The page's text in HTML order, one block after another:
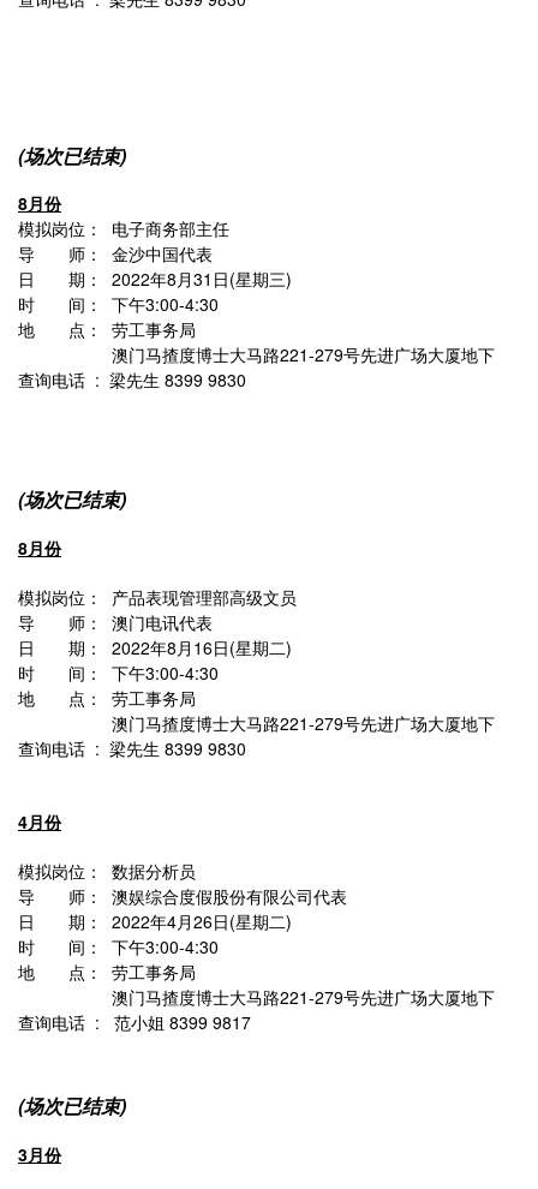
(场次已结束)
8月份
模拟岗位： 电子商务部主任
导 师： 金沙中国代表
日 期： 2022年8月31日(星期三)
时 间： 下午3:00-4:30
地 点： 劳工事务局
澳门马揸度博士大马路221-279号先进广场大厦地下
查询电话 : 梁先生 8399 9830
(场次已结束)
8月份
模拟岗位： 产品表现管理部高级文员
导 师： 澳门电讯代表
日 期： 2022年8月16日(星期二)
时 间： 下午3:00-4:30
地 点： 劳工事务局
澳门马揸度博士大马路221-279号先进广场大厦地下
查询电话 : 梁先生 8399 9830
4月份
模拟岗位： 数据分析员
导 师： 澳娱综合度假股份有限公司代表
日 期： 2022年4月26日(星期二)
时 间： 下午3:00-4:30
地 点： 劳工事务局
澳门马揸度博士大马路221-279号先进广场大厦地下
查询电话 : 范小姐 8399 9817
(场次已结束)
3月份